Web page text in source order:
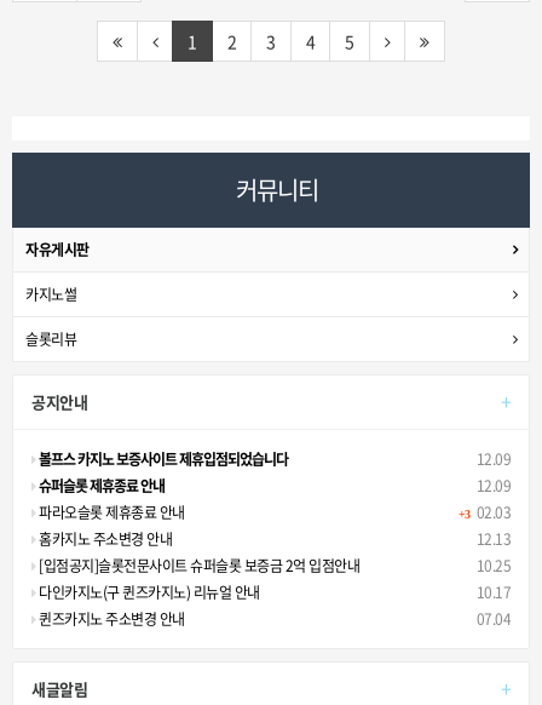
1 2 3 4 5
커뮤니티
자유게시판
카지노썰
슬롯리뷰
+
공지안내
12.09
볼프스 카지노 보증사이트 제휴입점되었습니다
12.09
슈퍼슬롯 제휴종료 안내
+3 02.03
파라오슬롯 제휴종료 안내
12.13
홈카지노 주소변경 안내
10.25
[입점공지]슬롯전문사이트 슈퍼슬롯 보증금 2억 입점안내
10.17
다인카지노(구 퀸즈카지노) 리뉴얼 안내
07.04
퀸즈카지노 주소변경 안내
+
새글알림